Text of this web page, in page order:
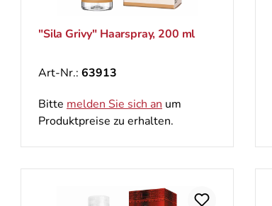
"Sila Grivy" Haarspray, 200 ml
Art-Nr.: 63913
Bitte melden Sie sich an um
Produktpreise zu erhalten.